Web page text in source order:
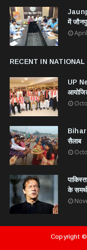
में
RECENT IN NATIONAL
UP
Bihar
सैलाब
के
Copyright ©